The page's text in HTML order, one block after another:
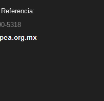
5318
1570